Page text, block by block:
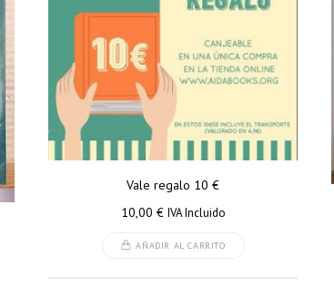
Vale regalo 10 €
10,00 € IVA Incluido
AÑADIR AL CARRITO